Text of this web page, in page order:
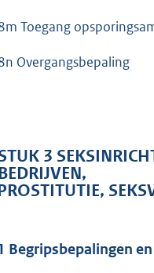
Toegang
Overgangsbepaling
3
Begripsbepalingen